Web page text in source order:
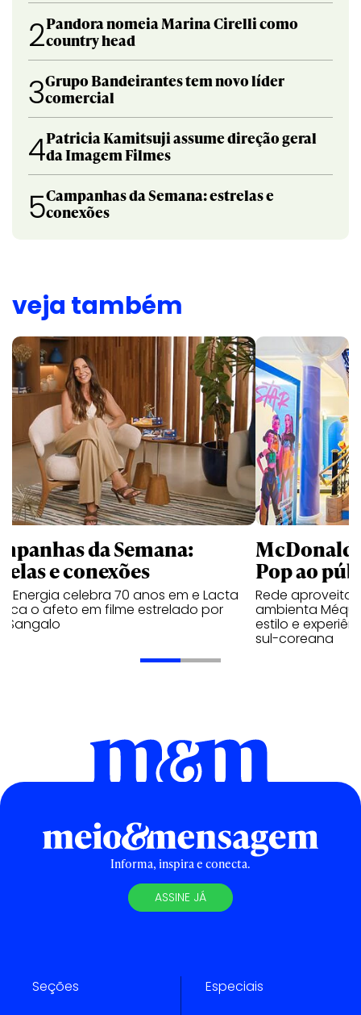
2Pandora nomeia Marina Cirelli como
country head
3Grupo Bandeirantes tem novo líder
comercial
4Patricia Kamitsuji assume direção geral
da Imagem Filmes
5Campanhas da Semana: estrelas e
conexões
veja também
da Semana:
e conexões
Energia celebra 70 anos em e Lacta
o afeto em filme estrelado por
Sangalo
Pop ao
Rede aproveita
ambienta Méqui
estilo e
sul-coreana
Informa, inspira e conecta.
ASSINE JÁ
Seções Especiais